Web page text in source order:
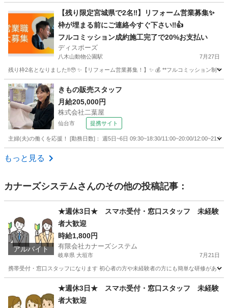
長町駅 営業 やる気
【残り限定宮城県で2名‼︎】リフォーム営業募集✨
枠が埋まる前にご連絡今すぐ下さい‼︎👍
フルコミッション成約施工完了で20%お支払い
ディスポーズ
八木山動物公園駅 7月27日
残り枠2名となりました‼︎🥹 ✨【リフォーム営業募集！】✨ 💰 **フルコミッション制**
宮城 仙台市 八木山動物公園駅
きもの販売スタッフ
月給205,000円
株式会社二葉屋
仙台市 提携サイト
主婦(夫)の働くを応援！ [勤務日数]： 週5日~6日 09:30~18:30/11:00~20:00/
宮城 仙台市
もっと見る
カナーズシステムさんのその他の投稿記事：
アルバイト
★週休3日★ スマホ受付・窓口スタッフ 未経験
者大歓迎
時給1,800円
有限会社カナーズシステム
岐阜県 大垣市 7月21日
携帯受付・窓口スタッフになります 初心者の方や未経験者の方にも簡単な研修があ
携帯ショップ
★週休3日★ スマホ受付・窓口スタッフ 未経験
者大歓迎